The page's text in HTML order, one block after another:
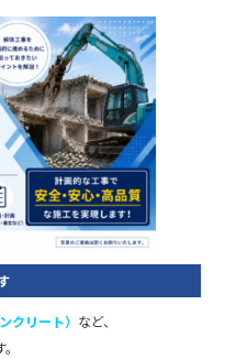
クリート） など、